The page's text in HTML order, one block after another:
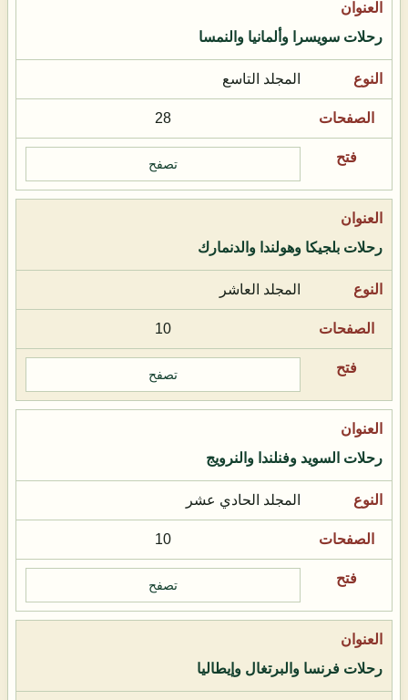
رحلات سويسرا وألمانيا والنمسا
المجلد التاسع
28
تصفح
رحلات بلجيكا وهولندا والدنمارك
المجلد العاشر
10
تصفح
رحلات السويد وفنلندا والنرويج
المجلد الحادي عشر
10
تصفح
رحلات فرنسا والبرتغال وإيطاليا